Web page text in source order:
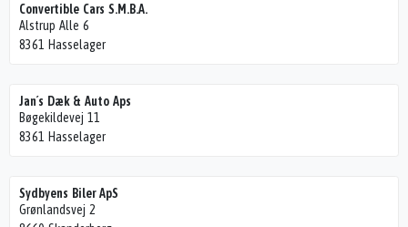
Convertible Cars S.M.B.A.
Alstrup Alle 6
8361 Hasselager
Jan´s Dæk & Auto Aps
Bøgekildevej 11
8361 Hasselager
Sydbyens Biler ApS
Grønlandsvej 2